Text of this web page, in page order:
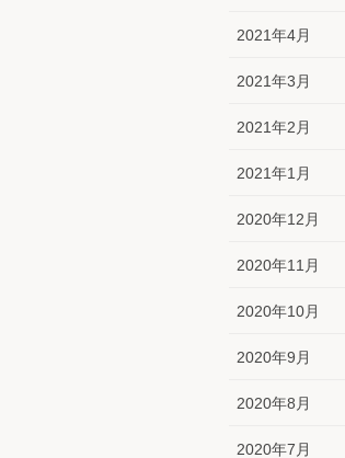
2021年4月
2021年3月
2021年2月
2021年1月
2020年12月
2020年11月
2020年10月
2020年9月
2020年8月
2020年7月